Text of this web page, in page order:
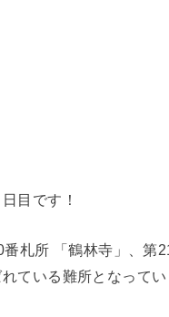
目です！
札所 「鶴林寺」、第
ている難所となってい